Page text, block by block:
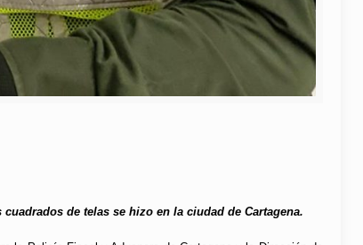
de telas se hizo en la ciudad de Cartagena.